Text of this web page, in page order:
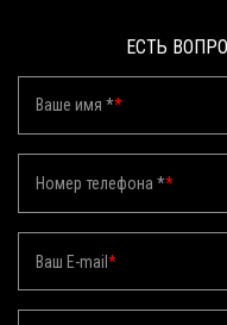
ЕСТЬ
Ваше имя **
Номер телефона **
Ваш E-mail*